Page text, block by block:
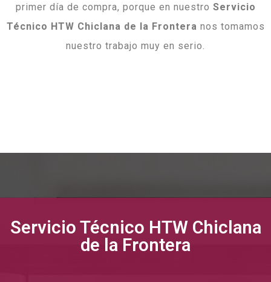
primer día de compra, porque en nuestro Servicio
Técnico HTW Chiclana de la Frontera nos tomamos
nuestro trabajo muy en serio.
Servicio Técnico HTW Chiclana
de la Frontera